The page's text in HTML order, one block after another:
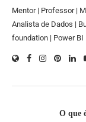
Mentor | Professor |
Analista de Dados |
foundation | Power BI
O que